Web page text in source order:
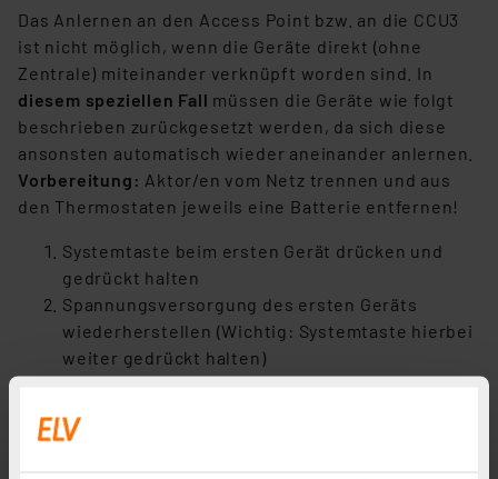
Das Anlernen an den Access Point bzw. an die CCU3
ist nicht möglich, wenn die Geräte direkt (ohne
Zentrale) miteinander verknüpft worden sind. In
diesem speziellen Fall müssen die Geräte wie folgt
beschrieben zurückgesetzt werden, da sich diese
ansonsten automatisch wieder aneinander anlernen.
Vorbereitung: Aktor/en vom Netz trennen und aus
den Thermostaten jeweils eine Batterie entfernen!
Systemtaste beim ersten Gerät drücken und
gedrückt halten
Spannungsversorgung des ersten Geräts
wiederherstellen (Wichtig: Systemtaste hierbei
weiter gedrückt halten)
Jetzt die Systemtaste loslassen und nochmals